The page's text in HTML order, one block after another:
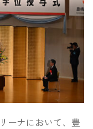
ーナにおいて、豊